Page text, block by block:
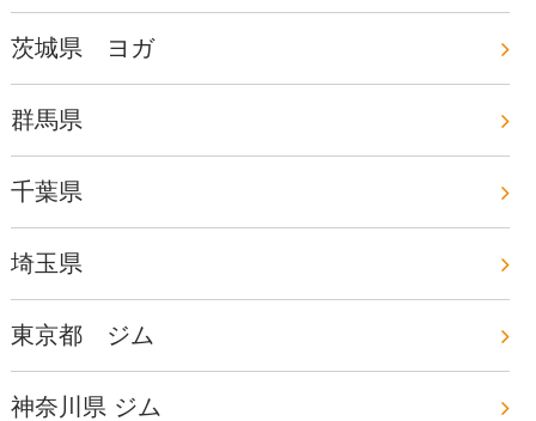
茨城県 ヨガ
群馬県
千葉県
埼玉県
東京都 ジム
神奈川県 ジム